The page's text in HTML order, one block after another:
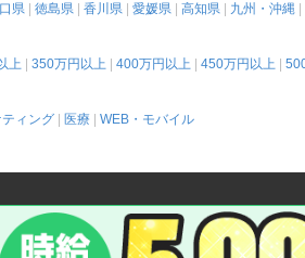
県 徳島県 香川県 愛媛県 高知県
九州・沖縄
上 350万円以上 400万円以上 450万円以上
ィング 医療 WEB・モバイル